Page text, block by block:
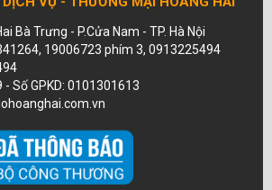
Bà Trưng - P.Cửa Nam - TP. Hà Nội
19006723 phím 3, 0913225494
- Số GPKD: 0101301613